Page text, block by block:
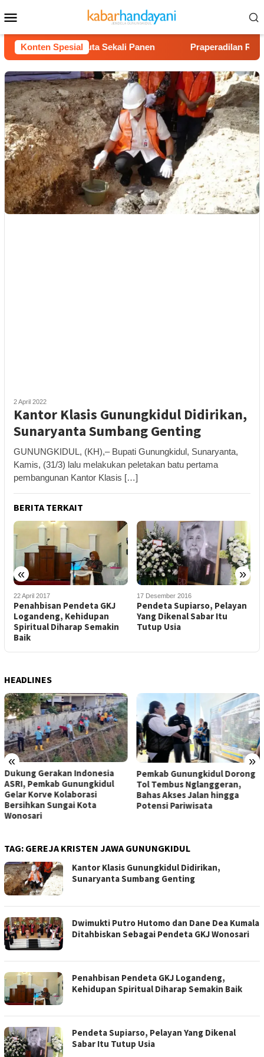
ke
kontenMobile
Konten Spesial
Rp40 Juta Sekali Panen Praperadilan Raudi
2 April 2022
Kantor Klasis Gunungkidul Didirikan,
Sunaryanta Sumbang Genting
GUNUNGKIDUL, (KH),– Bupati Gunungkidul, Sunaryanta,
Kamis, (31/3) lalu melakukan peletakan batu pertama
pembangunan Kantor Klasis […]
BERITA TERKAIT
« »
22 April 2017
Penahbisan Pendeta GKJ
Logandeng, Kehidupan
Spiritual Diharap Semakin
Baik
17 Desember 2016
Pendeta Supiarso, Pelayan
Yang Dikenal Sabar Itu
Tutup Usia
HEADLINES
« »
Dukung Gerakan Indonesia
ASRI, Pemkab Gunungkidul
Gelar Korve Kolaborasi
Bersihkan Sungai Kota
Wonosari
Pemkab Gunungkidul Dorong
Tol Tembus Nglanggeran,
Bahas Akses Jalan hingga
Potensi Pariwisata
TAG: GEREJA KRISTEN JAWA GUNUNGKIDUL
Kantor Klasis Gunungkidul Didirikan,
Sunaryanta Sumbang Genting
Dwimukti Putro Hutomo dan Dane Dea Kumala
Ditahbiskan Sebagai Pendeta GKJ Wonosari
Penahbisan Pendeta GKJ Logandeng,
Kehidupan Spiritual Diharap Semakin Baik
Pendeta Supiarso, Pelayan Yang Dikenal
Sabar Itu Tutup Usia